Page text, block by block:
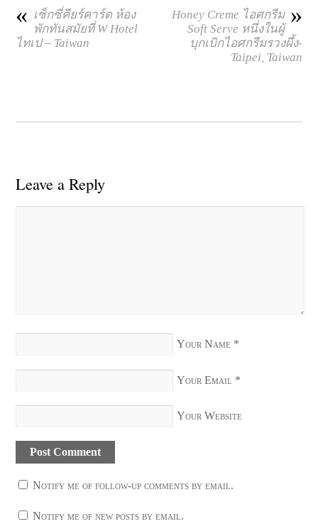
« เซ็กซี่คียร์คาร์ด ห้อง
พักทันสมัยที่ W Hotel
ไทเป – Taiwan
»
Honey Creme ไอศกรีม
Soft Serve หนึ่งในผู้
บุกเบิกไอศกรีมรวงผึ้ง-
Taipei, Taiwan
Leave a Reply
Your Name *
Your Email *
Your Website
Notify me of follow-up comments by email.
Notify me of new posts by email.